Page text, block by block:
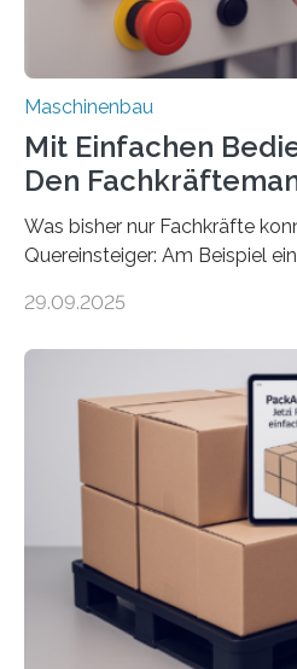
Maschinenbau
Mit Einfachen
Den
Was bisher nur Fachkräfte
Quereinsteiger: Am Beispiel
Mensch-Maschine-
Die zugrunde liegende
anderen Maschinen
umzurüsten ist ein Job für
Maschine faltet in Druckereien
Landkarten und vieles mehr –
Exemplare pro Stunde. Je
Auftrag kann das Umrüsten…
29.09.2025